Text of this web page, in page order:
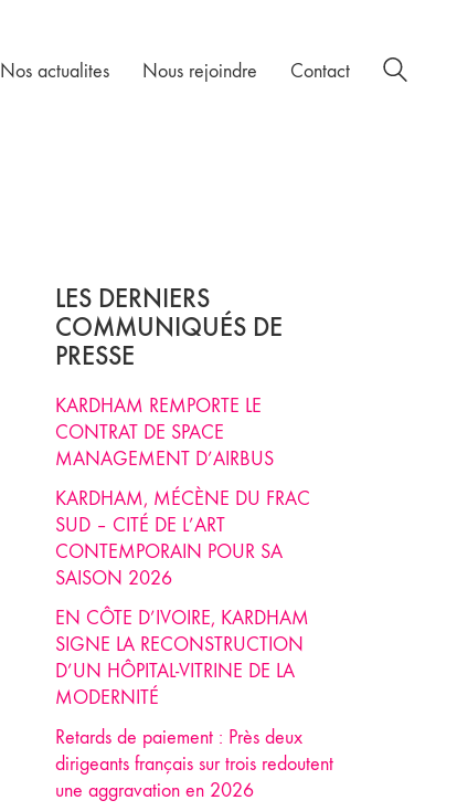
Nos actualites Nous rejoindre Contact
LES DERNIERS
COMMUNIQUÉS DE
PRESSE
KARDHAM REMPORTE LE
CONTRAT DE SPACE
MANAGEMENT D’AIRBUS
KARDHAM, MÉCÈNE DU FRAC
SUD – CITÉ DE L’ART
CONTEMPORAIN POUR SA
SAISON 2026
EN CÔTE D’IVOIRE, KARDHAM
SIGNE LA RECONSTRUCTION
D’UN HÔPITAL-VITRINE DE LA
MODERNITÉ
Retards de paiement : Près deux
dirigeants français sur trois redoutent
une aggravation en 2026